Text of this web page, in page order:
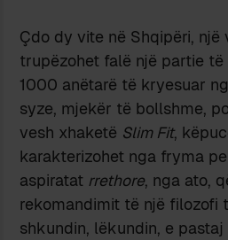
Çdo dy vite në Shqipëri,
trupëzohet falë një partie të
1000 anëtarë të kryesuar
syze, mjekër të bollshme,
vesh xhaketë Slim Fit,
karakterizohet nga fryma
aspiratat rrethore, nga ato,
rekomandimit të një filozofi
shkundin, lëkundin, e